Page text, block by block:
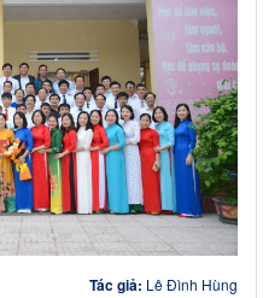
Tác giả: Lê Đình Hùng